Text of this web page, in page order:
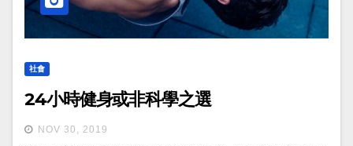
社會
24小時健身或非科學之選
NOV 30, 2019